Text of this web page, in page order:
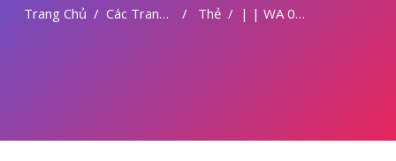
Trang Chủ Các Trang Của Hệ Thống Thẻ | | WA 082281779727 TEMPAT KURET DI MALANG